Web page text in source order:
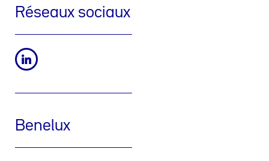
Réseaux sociaux
Benelux